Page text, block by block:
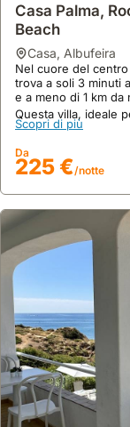
Casa Palma,
Beach
casa, Albufeira
Nel cuore del
trova a soli 3 minuti
e a meno di 1 km
Questa villa, ideale
piano e un'autentica
Scopri di più
Da
225 €/notte